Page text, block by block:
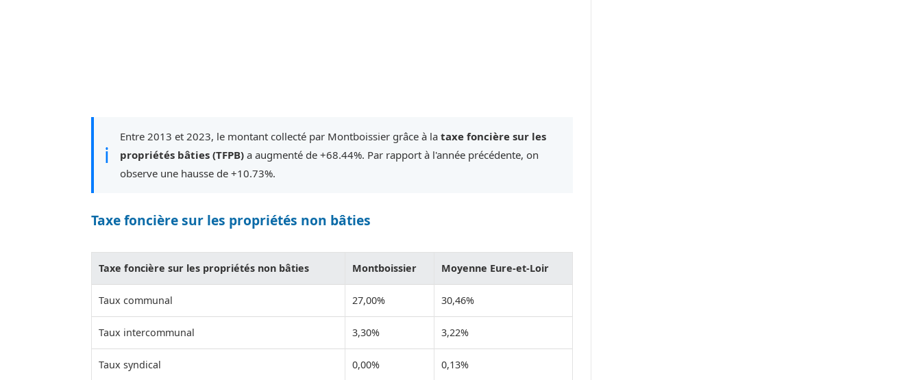
ℹ
Entre 2013 et 2023, le montant collecté par Montboissier grâce à la taxe foncière sur les
propriétés bâties (TFPB) a augmenté de +68.44%. Par rapport à l'année précédente, on
observe une hausse de +10.73%.
Taxe foncière sur les propriétés non bâties
Taxe foncière sur les propriétés non bâties Montboissier Moyenne Eure-et-Loir
Taux communal 27,00% 30,46%
Taux intercommunal 3,30% 3,22%
Taux syndical 0,00% 0,13%